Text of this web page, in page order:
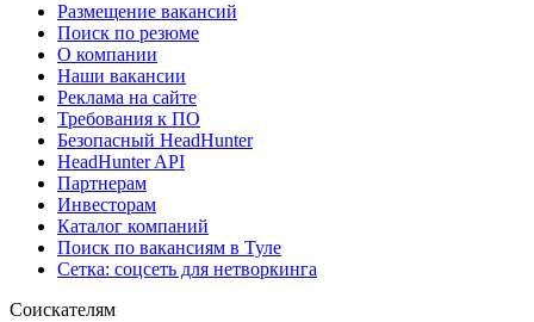
Размещение вакансий
Поиск по резюме
О компании
Наши вакансии
Реклама на сайте
Требования к ПО
Безопасный HeadHunter
HeadHunter API
Партнерам
Инвесторам
Каталог компаний
Поиск по вакансиям в Туле
Сетка: соцсеть для нетворкинга
Соискателям